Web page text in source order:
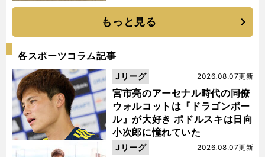
もっと見る
各スポーツコラム記事
宮市亮のアーセナル時代の同僚
ウォルコットは『ドラゴンボー
ル』が大好き ポドルスキは日向
小次郎に憧れていた
2026.08.07更新
Jリーグ
2026.08.07更新
Jリーグ